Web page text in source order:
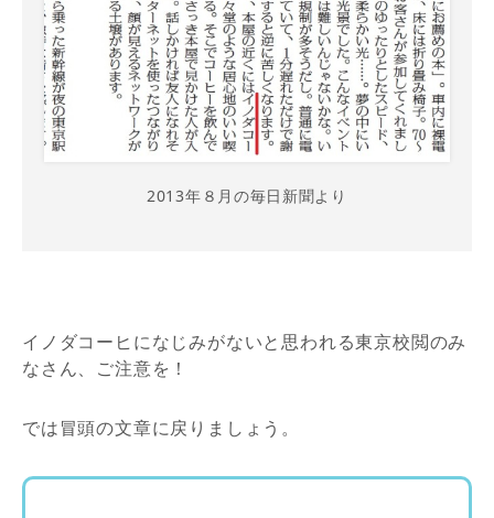
2013年８月の毎日新聞より
イノダコーヒになじみがないと思われる東京校閲のみ
なさん、ご注意を！
では冒頭の文章に戻りましょう。